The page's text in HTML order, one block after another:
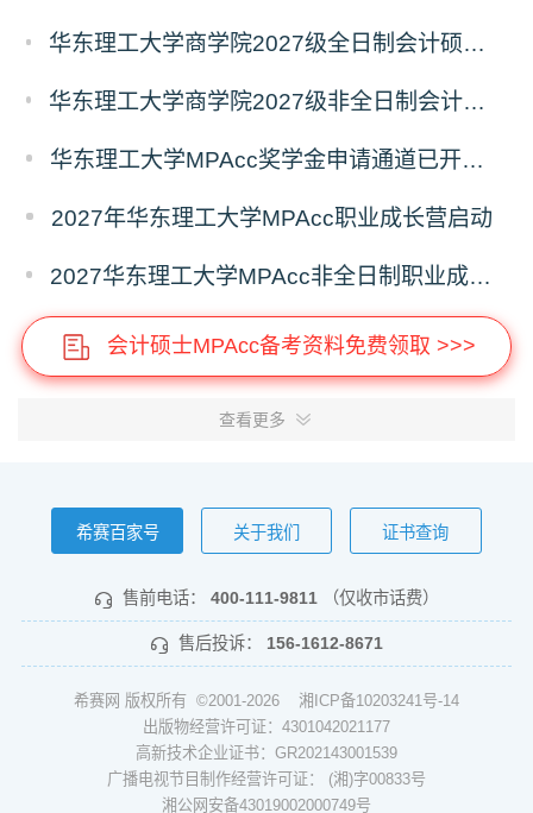
华东理工大学商学院2027级全日制会计硕士（MPAcc）奖助学金方案
华东理工大学商学院2027级非全日制会计硕士（MPAcc）奖学金方案
华东理工大学MPAcc奖学金申请通道已开启，抢先占位！
2027年华东理工大学MPAcc职业成长营启动
2027华东理工大学MPAcc非全日制职业成长营7月专场开放报名！
会计硕士MPAcc备考资料免费领取 >>>
查看更多
希赛百家号 关于我们 证书查询
售前电话： 400-111-9811 （仅收市话费）
售后投诉： 156-1612-8671
希赛网 版权所有 ©2001-2026 湘ICP备10203241号-14
出版物经营许可证：4301042021177
高新技术企业证书：GR202143001539
广播电视节目制作经营许可证： (湘)字00833号
湘公网安备43019002000749号